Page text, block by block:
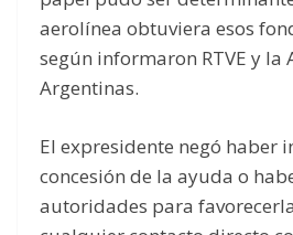
aerolínea obtuviera esos
según informaron RTVE y la
Argentinas.
El expresidente negó haber
concesión de la ayuda o
autoridades para